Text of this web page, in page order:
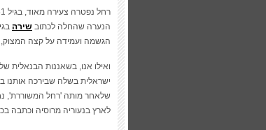
הנערה שהחלה לכתוב שירה
הגשמה ועמידה על קצה
ואילו אנו, בשאננות הבנאלית
ישראלית בשלה שבירכה אותנו
שלאחר מותה 'רחל המשוררת',
לארץ בנעוריה מרוסיה וכתבה